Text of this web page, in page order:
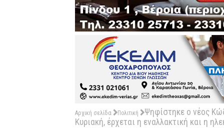
Αρχική σελίδα Πολιτική
Ψηφίστηκε ο νέος
Κυριακή, έρχεται η εναλλακτική και η